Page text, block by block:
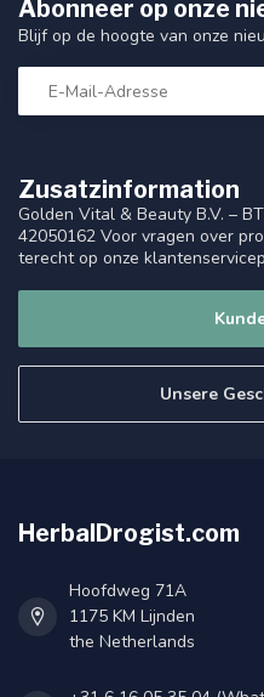
Zusatzinformation
Golden Vital & Beauty B.V. –
42050162 Voor vragen over
terecht op onze
Unsere
Abonneer op onze
Blijf op de hoogte van onze
HerbalDrogist.com
Hoofdweg 71A
1175 KM Lijnden
the Netherlands